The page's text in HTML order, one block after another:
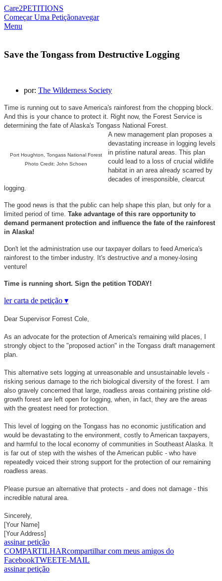
Care2PETITIONS
Começar Uma Petiçãonavegar
Menu
Save the Tongass from Destructive Logging
por: The Wilderness Society
Time is running out to save America's rainforest from the chopping block.
And this is your chance to protect it. Right now, the Forest Service is
determining the fate of Alaska's Tongass National Forest.
Port Houghton, Tongass National Forest
Photo Credit: John Schoen
A new management plan proposes a
devastating increase in logging levels
in pristine natural areas. This plan
could lead to a loss of crucial wildlife
habitat in an area already scarred by
decades of irresponsible, clearcut
logging.
The good news is that the public can help shape this plan, but only for a
limited period of time. Take advantage of this rare opportunity to
demand permanent protection and influence the fate of the rainforest
in Alaska!
Don't let the administration use our taxpayer dollars to feed America's
rainforest to the timber industry. It's destructive anda money-losing
venture!
Time is running short. Sign the petition TODAY!
ler carta de petição ▾
Dear Supervisor Forrest Cole,
As an advocate for the protection of America's remaining wild places, I
strongly object to the "proposed action" in the Tongass draft management
plan.
This alternative sets logging at unreasonable and unsustainable levels -
risking serious damage to the rich biological diversity of the forest. I am
also gravely concerned that large, roadless areas containing pristine old-
growth forest are left open for logging, when, in fact, they are the areas
with the greatest need for protection.
This level of logging on the Tongass has no economic justification and
would be devastating to the environment, costly to American taxpayers,
and harmful to the local economy of communities in Southeast Alaska. It
is far out of step with the wishes of the American public - who have
repeatedly voiced their strong support for the protection of our remaining
roadless areas.
Please pursue an alternative that protects - and does not damage - this
incredible natural area.
Sincerely,
[Your Name]
[Your Address]
assinar petição
COMPARTILHARcompartilhar com meus amigos do
FacebookTWEETE-MAIL
assinar petição